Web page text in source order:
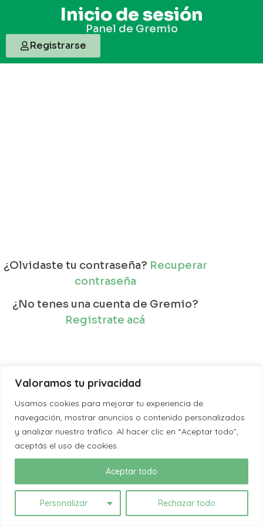
Valoramos tu privacidad
Usamos cookies para mejorar tu experiencia de
navegación, mostrar anuncios o contenido personalizados
y analizar nuestro tráfico. Al hacer clic en “Aceptar todo”,
aceptás el uso de cookies.
Personalizar Rechazar todo
Aceptar todo
Inicio de sesión
Panel de Gremio
Registrarse
¿Olvidaste tu contraseña? Recuperar
contraseña
¿No tenes una cuenta de Gremio?
Registrate acá